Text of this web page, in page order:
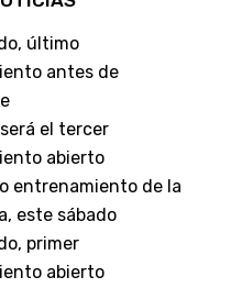
último
antes de
el tercer
abierto
entrenamiento de la
este sábado
primer
abierto